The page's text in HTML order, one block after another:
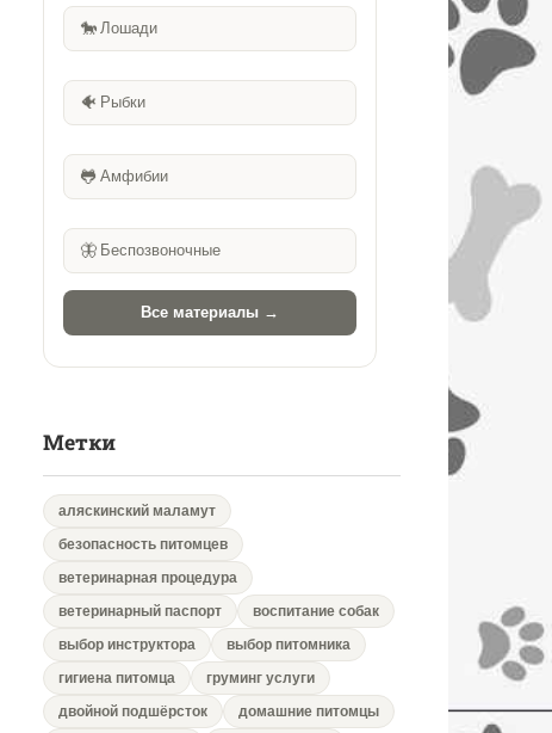
🐎 Лошади
🐠 Рыбки
🐸 Амфибии
🦋 Беспозвоночные
Все материалы →
Метки
аляскинский маламут
безопасность питомцев
ветеринарная процедура
ветеринарный паспорт
воспитание собак
выбор инструктора
выбор питомника
гигиена питомца
груминг услуги
двойной подшёрсток
домашние питомцы